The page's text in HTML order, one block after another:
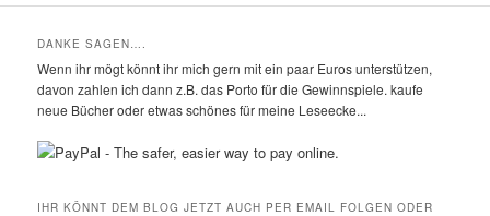
DANKE SAGEN….
Wenn ihr mögt könnt ihr mich gern mit ein paar Euros unterstützen,
davon zahlen ich dann z.B. das Porto für die Gewinnspiele. kaufe
neue Bücher oder etwas schönes für meine Leseecke...
IHR KÖNNT DEM BLOG JETZT AUCH PER EMAIL FOLGEN ODER